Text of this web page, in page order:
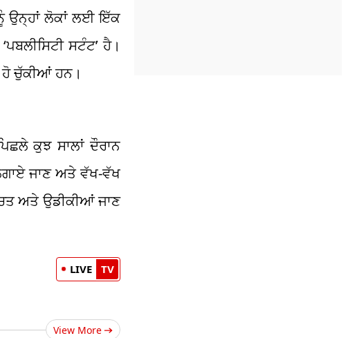
ਉਨ੍ਹਾਂ ਲੋਕਾਂ ਲਈ ਇੱਕ
ਸਟੰਟ’ ਹੈ।
ਹੋ ਚੁੱਕੀਆਂ ਹਨ।
ਕੁਝ ਸਾਲਾਂ ਦੌਰਾਨ
ਜਾਣ ਅਤੇ ਵੱਖ-ਵੱਖ
ਅਤੇ ਉਡੀਕੀਆਂ ਜਾਣ
LIVE TV
View More